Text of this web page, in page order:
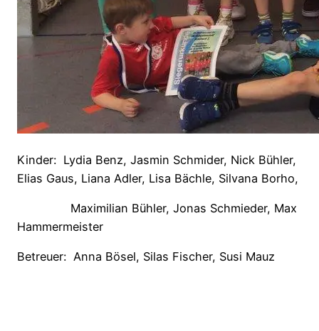
Kinder: Lydia Benz, Jasmin Schmider, Nick Bühler,
Elias Gaus, Liana Adler, Lisa Bächle, Silvana Borho,
Maximilian Bühler, Jonas Schmieder, Max
Hammermeister
Betreuer: Anna Bösel, Silas Fischer, Susi Mauz